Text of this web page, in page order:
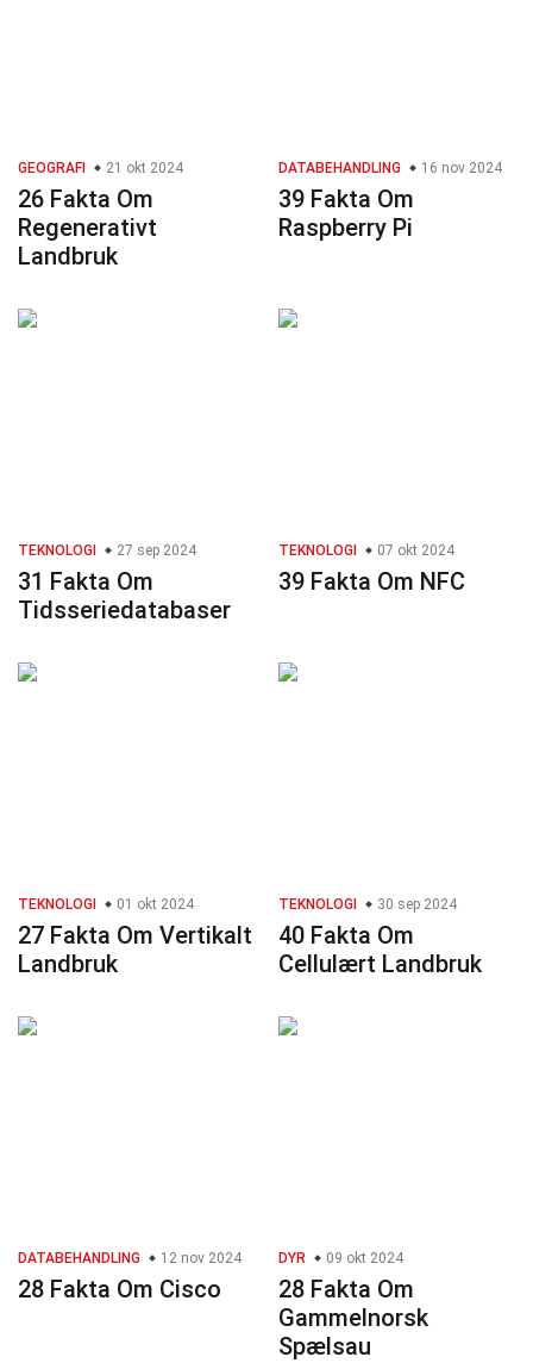
GEOGRAFI 21 okt 2024
26 Fakta Om
Regenerativt
Landbruk
DATABEHANDLING 16 nov 2024
39 Fakta Om
Raspberry Pi
TEKNOLOGI 27 sep 2024
31 Fakta Om
Tidsseriedatabaser
TEKNOLOGI 07 okt 2024
39 Fakta Om NFC
TEKNOLOGI 01 okt 2024
27 Fakta Om Vertikalt
Landbruk
TEKNOLOGI 30 sep 2024
40 Fakta Om
Cellulært Landbruk
DATABEHANDLING 12 nov 2024
28 Fakta Om Cisco
DYR 09 okt 2024
28 Fakta Om
Gammelnorsk
Spælsau